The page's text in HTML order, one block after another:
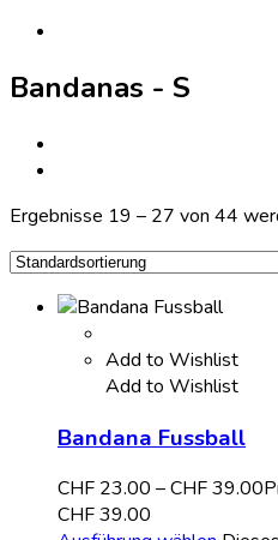
Bandanas - S
Ergebnisse 19 – 27 von 44
Add to Wishlist
Add to Wishlist
Bandana Fussball
CHF 23.00 –CHF39.00
CHF 39.00